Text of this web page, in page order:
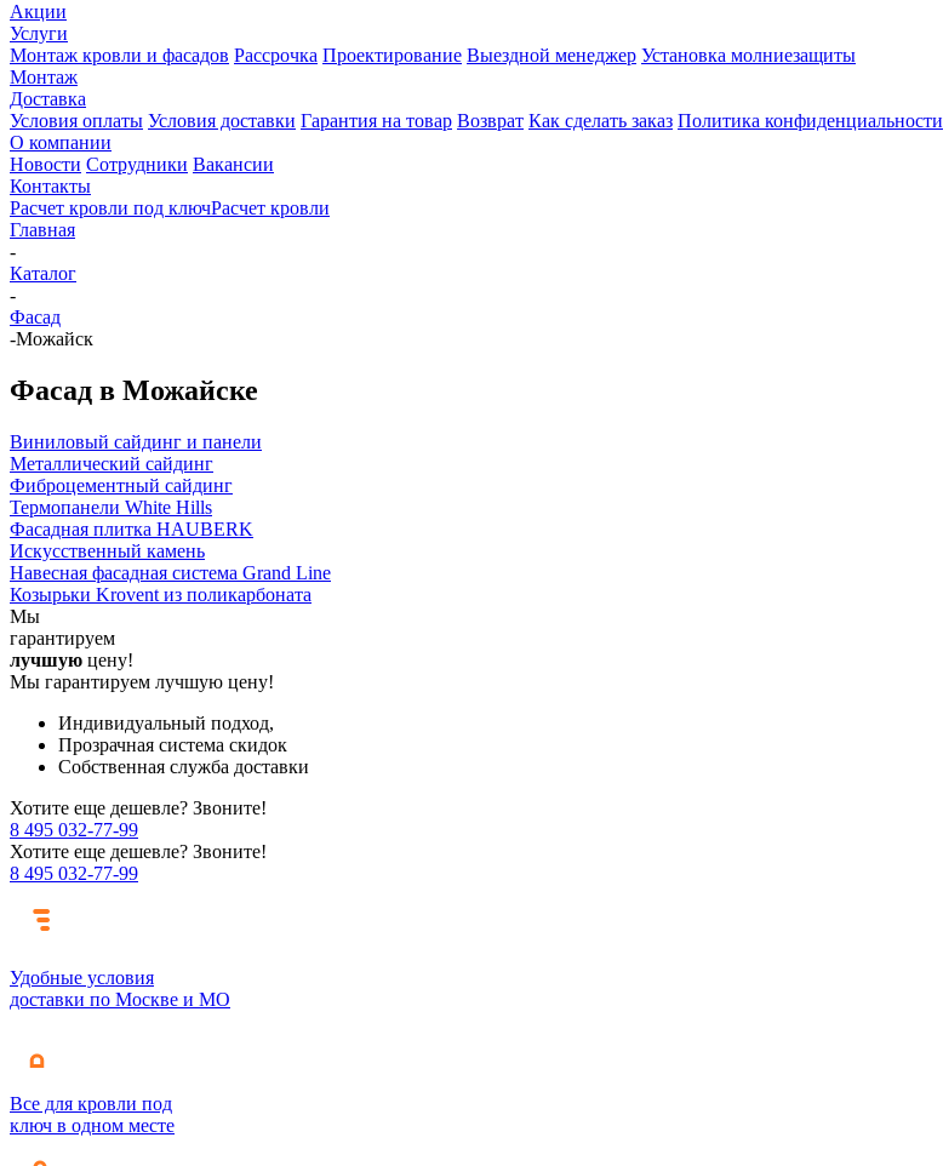
Акции
Услуги
Монтаж кровли и фасадов Рассрочка Проектирование Выездной менеджер Установка молниезащиты
Монтаж
Доставка
Условия оплаты Условия доставки Гарантия на товар Возврат Как сделать заказ Политика конфиденциальности
О компании
Новости Сотрудники Вакансии
Контакты
Расчет кровли под ключРасчет кровли
Главная
-
Каталог
-
Фасад
-Можайск
Фасад в Можайске
Виниловый сайдинг и панели
Металлический сайдинг
Фиброцементный сайдинг
Термопанели White Hills
Фасадная плитка HAUBERK
Искусственный камень
Навесная фасадная система Grand Line
Козырьки Krovent из поликарбоната
Мы
гарантируем
лучшую цену!
Мы гарантируем лучшую цену!
Индивидуальный подход,
Прозрачная система скидок
Собственная служба доставки
Хотите еще дешевле? Звоните!
8 495 032-77-99
Хотите еще дешевле? Звоните!
8 495 032-77-99
Удобные условия
доставки по Москве и МО
Все для кровли под
ключ в одном месте